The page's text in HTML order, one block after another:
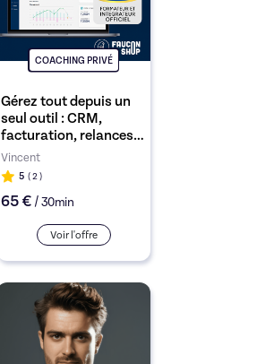
COACHING PRIVÉ
Gérez tout depuis un
seul outil : CRM,
facturation, relances,
Banque, portail Client,
Comptable avec
Axonaut + 1 mois offert
+ accompagnement
certifié
Vincent
5 ( 2)
65 € /30min
Voir l'offre